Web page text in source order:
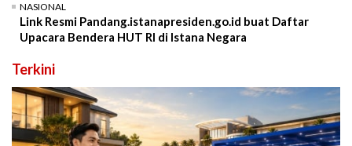
NASIONAL
Link Resmi Pandang.istanapresiden.go.id buat Daftar
Upacara Bendera HUT RI di Istana Negara
Terkini